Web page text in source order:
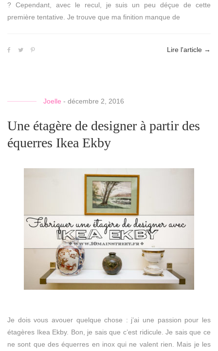
? Cependant, avec le recul, je suis un peu déçue de cette
première tentative. Je trouve que ma finition manque de
Lire l'article →
Joelle - décembre 2, 2016
Une étagère de designer à partir des
équerres Ikea Ekby
Je dois vous avouer quelque chose : j’ai une passion pour les
étagères Ikea Ekby. Bon, je sais que c’est ridicule. Je sais que ce
ne sont que des équerres en inox qui ne valent rien. Mais je les